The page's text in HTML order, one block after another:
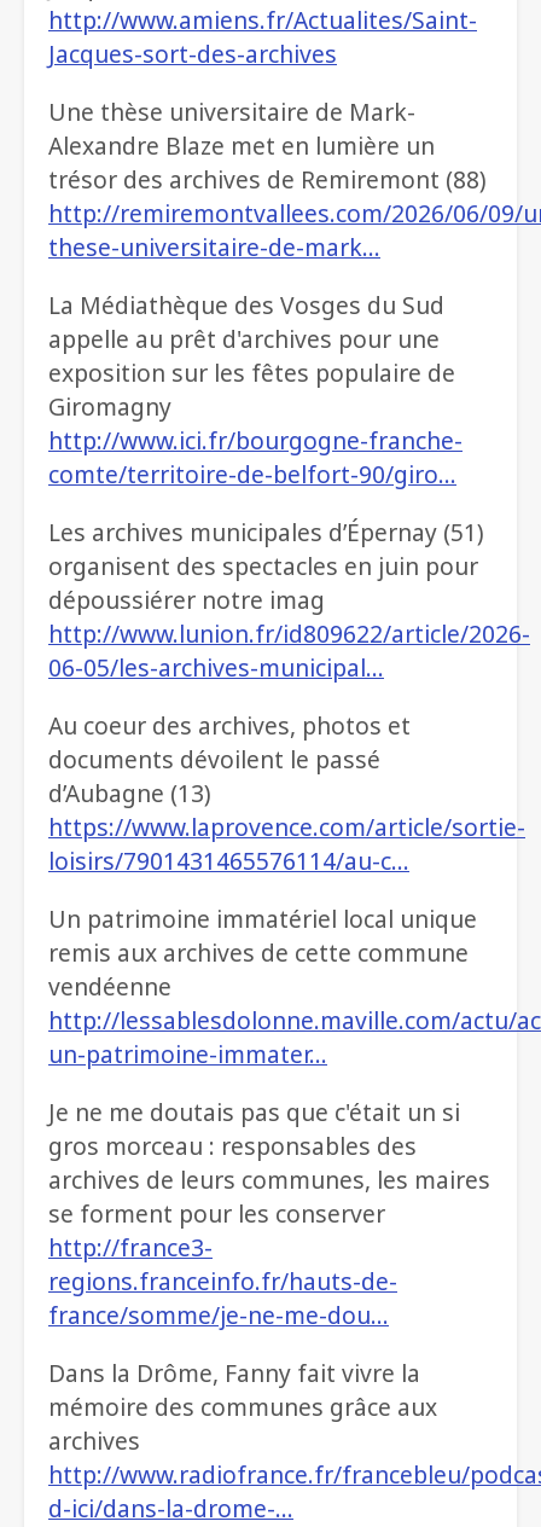
http://www.amiens.fr/Actualites/Saint-
Jacques-sort-des-archives
Une thèse universitaire de Mark-
Alexandre Blaze met en lumière un
trésor des archives de Remiremont (88)
http://remiremontvallees.com/2026/06/09/
these-universitaire-de-mark…
La Médiathèque des Vosges du Sud
appelle au prêt d'archives pour une
exposition sur les fêtes populaire de
Giromagny
http://www.ici.fr/bourgogne-franche-
comte/territoire-de-belfort-90/giro…
Les archives municipales d’Épernay (51)
organisent des spectacles en juin pour
dépoussiérer notre imag
http://www.lunion.fr/id809622/article/2026-
06-05/les-archives-municipal…
Au coeur des archives, photos et
documents dévoilent le passé
d’Aubagne (13)
https://www.laprovence.com/article/sortie-
loisirs/7901431465576114/au-c…
Un patrimoine immatériel local unique
remis aux archives de cette commune
vendéenne
http://lessablesdolonne.maville.com/actu/
un-patrimoine-immater…
Je ne me doutais pas que c'était un si
gros morceau : responsables des
archives de leurs communes, les maires
se forment pour les conserver
http://france3-
regions.franceinfo.fr/hauts-de-
france/somme/je-ne-me-dou…
Dans la Drôme, Fanny fait vivre la
mémoire des communes grâce aux
archives
http://www.radiofrance.fr/francebleu/
d-ici/dans-la-drome-…